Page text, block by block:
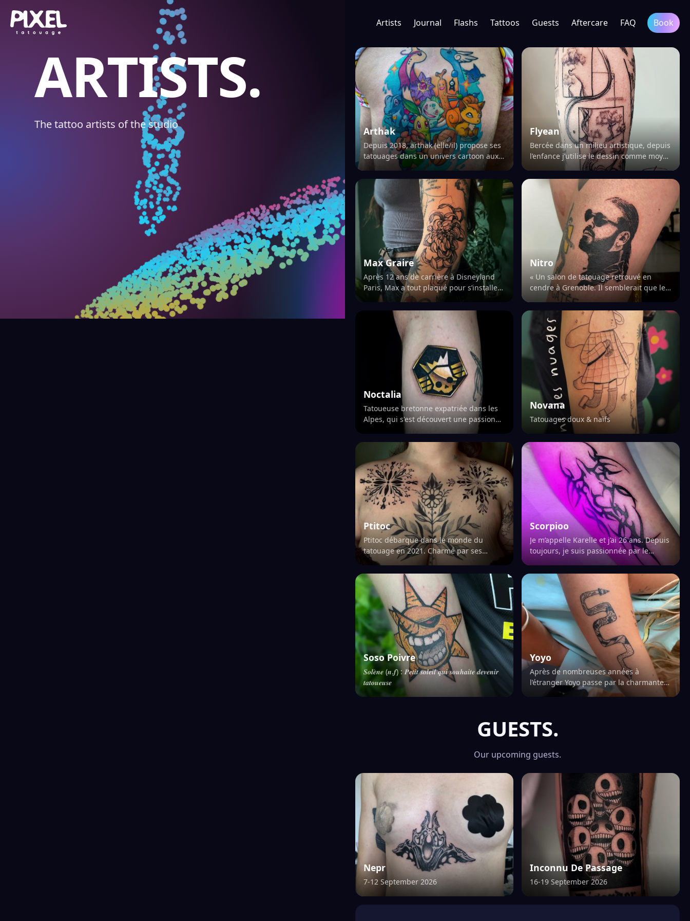
Artists Journal Flashs Tattoos Guests Aftercare FAQ Book
ARTISTS.
The tattoo artists of the studio Arthak
Depuis 2018, arthak (elle/il) propose ses
tatouages dans un univers cartoon aux
couleurs acidulées. Ce body hacker
énigmatique travaille la couleur, les
dég…
Flyean
Bercée dans un milieu artistique, depuis
l’enfance j’utilise le dessin comme moyen
d’expression pour m’ouvrir au monde. En
grandissant, je m’interroge sur la…
Max Graire
Après 12 ans de carrière à Disneyland
Paris, Max a tout plaqué pour s’installer
dans notre belle ville de Grenoble et
vivre de son coup de crayon. Artiste
Nitro
« Un salon de tatouage retrouvé en
cendre à Grenoble. Il semblerait que le
tatoueur Nitro ait été impliqué dans une
altercation avec son mentor qui aurait…
Noctalia
Tatoueuse bretonne expatriée dans les
Alpes, qui s'est découvert une passion
pour la randonnée tel un chamois 🌿
Passionnée et méticuleuse dans son
travail,…
Novana
Tatouages doux & naïfs
Ptitoc
Ptitoc débarque dans le monde du
tatouage en 2021. Charmé par ses
designs et sa personnalité tout en
douceur, il était difficile de ne pas lui
faire une place…
Scorpioo
Je m’appelle Karelle et j’ai 26 ans. Depuis
toujours, je suis passionnée par le
dessin et par l’idée de lui donner « vie ».
Mon moteur ? Voir le sourire de cha…
Soso Poivre
𝑺𝒐𝒍𝒆̀𝒏𝒆 (𝒏.𝒇) : 𝑷𝒆𝒕𝒊𝒕 𝒔𝒐𝒍𝒆𝒊𝒍 𝒒𝒖𝒊 𝒔𝒐𝒖𝒉𝒂𝒊𝒕𝒆 𝒅𝒆𝒗𝒆𝒏𝒊𝒓
𝒕𝒂𝒕𝒐𝒖𝒆𝒖𝒔𝒆
Yoyo
Après de nombreuses années à
l’étranger Yoyo passe par la charmante
ville de Grenoble… et finit par ne jamais
GUESTS.
Our upcoming guests.
Nepr
7-12 September 2026
Inconnu De Passage
16-19 September 2026